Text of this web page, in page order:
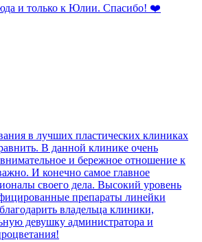
и только к Юлии. Спасибо! ❤️
в лучших пластических клиниках
В данной клинике очень
и бережное отношение к
И конечно самое главное
своего дела. Высокий уровень
препараты линейки
владельца клиники,
девушку администратора и